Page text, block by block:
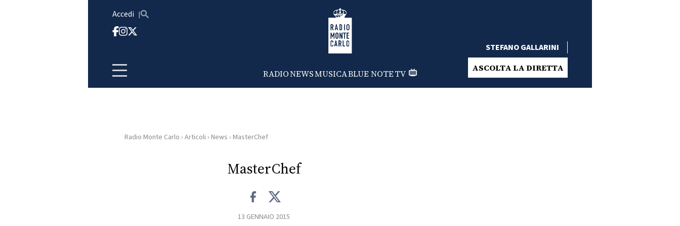
Accedi Radio Monte Carlo
RADIONEWSMUSICABLUE NOTETV
STEFANO GALLARINI
ASCOLTA LA DIRETTA
HOMERadio Monte Carlo › Articoli › News › MasterChef
MasterChef
13 GENNAIO 2015